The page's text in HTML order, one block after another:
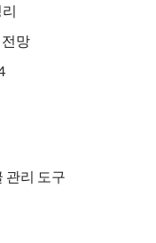
망
관리 도구